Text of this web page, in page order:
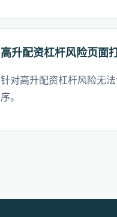
高升配资杠杆风险页面
针对高升配资杠杆风险无
序。